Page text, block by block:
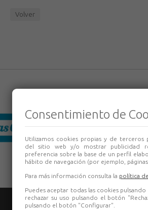
Volver
Consentimiento de
Utilizamos cookies propias y de terceros
del sitio web y/o mostrar publicidad
preferencia sobre la base de un perfil
hábito de navegación (por ejemplo, páginas
Para más información consulta la política
Puedes aceptar todas las cookies
rechazar su uso pulsando el botón
pulsando el botón "Configurar".